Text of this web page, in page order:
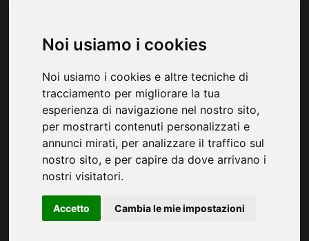
Noi usiamo i cookies
Noi usiamo i cookies e altre tecniche di
tracciamento per migliorare la tua
esperienza di navigazione nel nostro sito,
per mostrarti contenuti personalizzati e
annunci mirati, per analizzare il traffico sul
nostro sito, e per capire da dove arrivano i
nostri visitatori.
Accetto Cambia le mie impostazioni